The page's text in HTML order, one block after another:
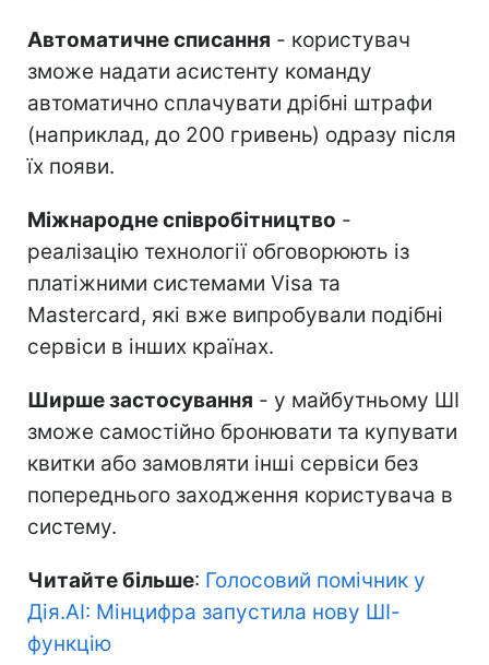
Автоматичне списання - користувач
зможе надати асистенту команду
автоматично сплачувати дрібні штрафи
(наприклад, до 200 гривень) одразу після
їх появи.
Міжнародне співробітництво -
реалізацію технології обговорюють із
платіжними системами Visa та
Mastercard, які вже випробували подібні
сервіси в інших країнах.
Ширше застосування - у майбутньому ШІ
зможе самостійно бронювати та купувати
квитки або замовляти інші сервіси без
попереднього заходження користувача в
систему.
Читайте більше: Голосовий помічник у
Дія.AI: Мінцифра запустила нову ШІ-
функцію